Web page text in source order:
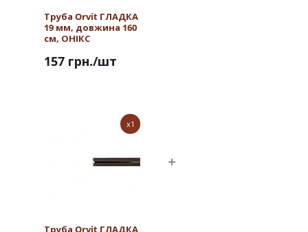
Труба Orvit ГЛАДКА
19 мм, довжина 160
см, ОНІКС
157 грн./шт
x1
Труба Orvit ГЛАДКА